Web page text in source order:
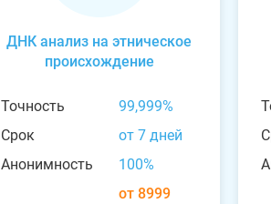
ДНК анализ на этническое
происхождение
Точность
99,999%
Срок
от 7 дней
Анонимность
100%
от 8999